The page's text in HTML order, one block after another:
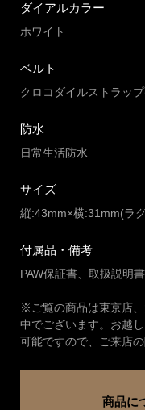
ダイアルカラー
ホワイト
ベルト
クロコダイルストラッ
防水
日常生活防水
サイズ
縦:43mm×横:31mm(ラ
付属品・備考
PAW保証書、取扱説明
※ご覧の商品は東京店
中でございます。お越
可能ですので、ご来店
商品に